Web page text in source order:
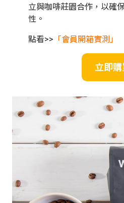
立與咖啡莊園合作，以確
性。
點看>> 「會員開箱實測」
立即購